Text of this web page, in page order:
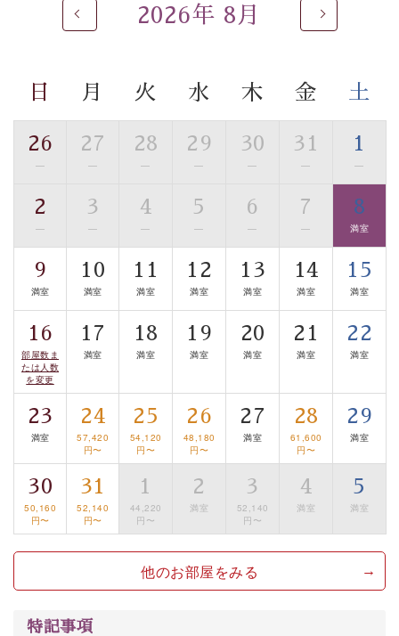
■お座敷風呂（大浴場）
す。
※男性大浴場までのご移動には階段がございます。 予め
ご了承のほどお願いいたします。
眺望はございませんが、源泉掛け流しの温泉の質を楽し
む貸切温泉風呂です。ゆったりといやされるプライベー
トな空間をお愉しみください。
【旅】
■諏訪大社4社を巡る無料参拝バス
豊富な知識を持ったドライバー兼ガイドが諏訪大社をご
案内します。
は【3日前まで】にお電話ください。
※交通規制などにより運行できない日がございます
※年末年始及び御柱祭前後は運行しておりません
以上がプラン内容です。
上諏訪温泉“しんゆ”なら諏訪大社など歴史ある諏訪の街
で心癒されます。
清らかな源泉、自然の恵みあるお食事、諏訪湖に包まれ
るお部屋、 大人のたしなみを感じていただける、美しく
癒される宿で贅沢に幸せのときを安心してお過ごしくだ
さい。
2026年 8月
日 月 火 水 木 金 土
26
—
27
—
28
—
29
—
30
—
31
—
1
—
2
—
3
—
4
—
5
—
6
—
7
—
8
満室
9
満室
10
満室
11
満室
12
満室
13
満室
14
満室
15
満室
16
部屋数ま
たは人数
を変更
17
満室
18
満室
19
満室
20
満室
21
満室
22
満室
23
満室
24
57,420
円〜
25
54,120
円〜
26
48,180
円〜
27
満室
28
61,600
円〜
29
満室
30
50,160
円〜
31
52,140
円〜
1
44,220
円〜
2
満室
3
52,140
円〜
4
満室
5
満室
他のお部屋をみる
特記事項